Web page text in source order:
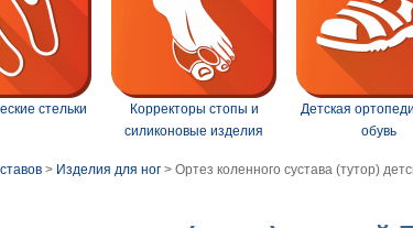
стельки
Корректоры стопы и
силиконовые изделия
Детская
обувь
> Изделия для ног >Ортез коленного сустава (тутор)